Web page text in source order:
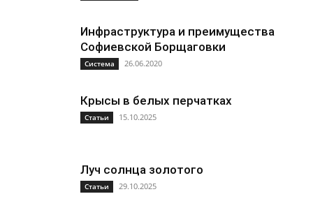
Инфраструктура и преимущества
Софиевской Борщаговки
Система 26.06.2020
Крысы в белых перчатках
Статьи 15.10.2025
Луч солнца золотого
Статьи 29.10.2025